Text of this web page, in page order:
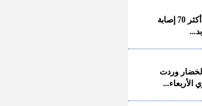
وزارة الصحة : أكثر 70 إصابة
الخضار وردت
الأربعاء...